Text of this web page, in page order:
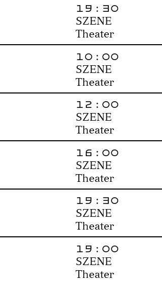
19:30
SZENE
Theater
10:00
SZENE
Theater
12:00
SZENE
Theater
16:00
SZENE
Theater
19:30
SZENE
Theater
19:00
SZENE
Theater